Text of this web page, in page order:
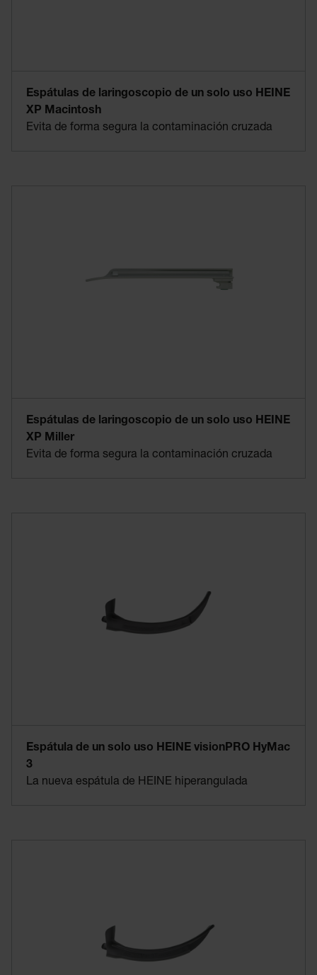
Espátulas de laringoscopio de un solo uso HEINE
XP Macintosh
Evita de forma segura la contaminación cruzada
Espátulas de laringoscopio de un solo uso HEINE
XP Miller
Evita de forma segura la contaminación cruzada
Espátula de un solo uso HEINE visionPRO HyMac
3
La nueva espátula de HEINE hiperangulada